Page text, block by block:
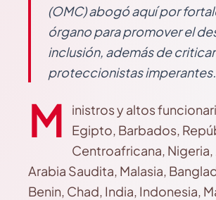
(OMC) abogó aquí por
órgano para promover el
inclusión, además de
proteccionistas imperantes.
M
inistros y altos
Egipto, Barbados,
Centroafricana, Nigeria,
Arabia Saudita, Malasia,
Benin, Chad, India, Indonesia,